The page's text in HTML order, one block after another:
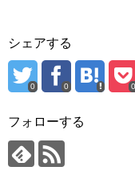
シェアする
0 0 0
フォローする